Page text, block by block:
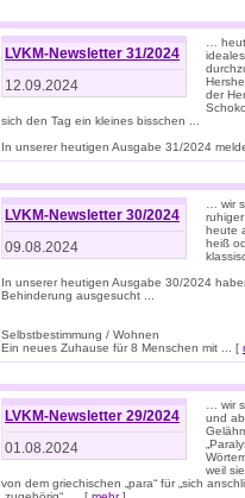
LVKM-Newsletter 31/2024
12.09.2024
…
der
sich den Tag ein kleines bisschen ...
In unserer heutigen Ausgabe 31/2024
LVKM-Newsletter 30/2024
09.08.2024
… wir
heute
heiß
In unserer heutigen Ausgabe 30/2024
Behinderung ausgesucht ...
Selbstbestimmung / Wohnen
Ein neues Zuhause für 8 Menschen mit ... [
LVKM-Newsletter 29/2024
01.08.2024
… wir
und
weil
von dem griechischen „para“ für „sich